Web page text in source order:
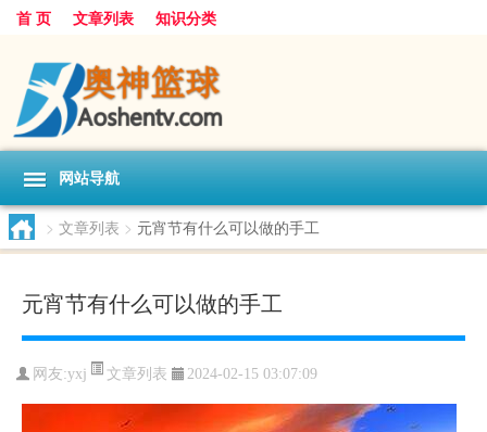
首 页 文章列表 知识分类
网站导航
> 文章列表 > 元宵节有什么可以做的手工
元宵节有什么可以做的手工
网友:yxj 文章列表 2024-02-15 03:07:09